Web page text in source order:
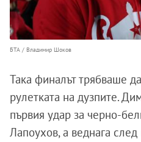
БТА / Владимир Шоков
Така финалът трябваше
рулетката на дузпите.
първия удар за черно-
Лапоухов, а веднага